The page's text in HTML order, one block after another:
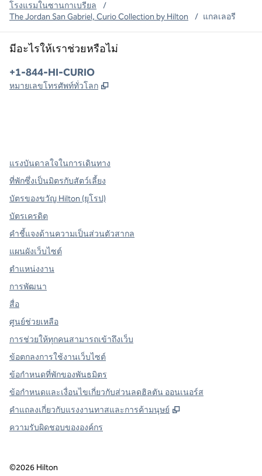
โรงแรมในซานกาเบรียล
/
The Jordan San Gabriel, Curio Collection by Hilton
/ แกลเลอรี
มีอะไรให้เราช่วยหรือไม่
โทรศัพท์:
+1-844-HI-CURIO
หมายเลขโทรศัพท์ทั่วโลก ,
แรงบันดาลใจในการเดินทาง
ที่พักซึ่งเป็นมิตรกับสัตว์เลี้ยง
บัตรของขวัญ Hilton (ยุโรป)
บัตรเครดิต
คำชี้แจงด้านความเป็นส่วนตัวสากล
แผนผังเว็บไซต์
ตำแหน่งงาน
การพัฒนา
สื่อ
ศูนย์ช่วยเหลือ
การช่วยให้ทุกคนสามารถเข้าถึงเว็บ
ข้อตกลงการใช้งานเว็บไซต์
ข้อกําหนดที่พักของพันธมิตร
ข้อกำหนดและเงื่อนไขเกี่ยวกับส่วนลดฮิลตัน ออนเนอร์ส
คําแถลงเกี่ยวกับแรงงานทาสและการค้ามนุษย์
,
ความรับผิดชอบขององค์กร
©2026 Hilton